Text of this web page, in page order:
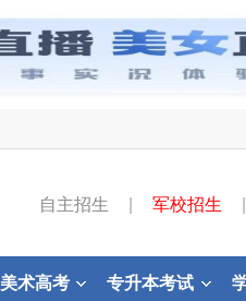
自主招生 军校招生
美术高考 专升本考试